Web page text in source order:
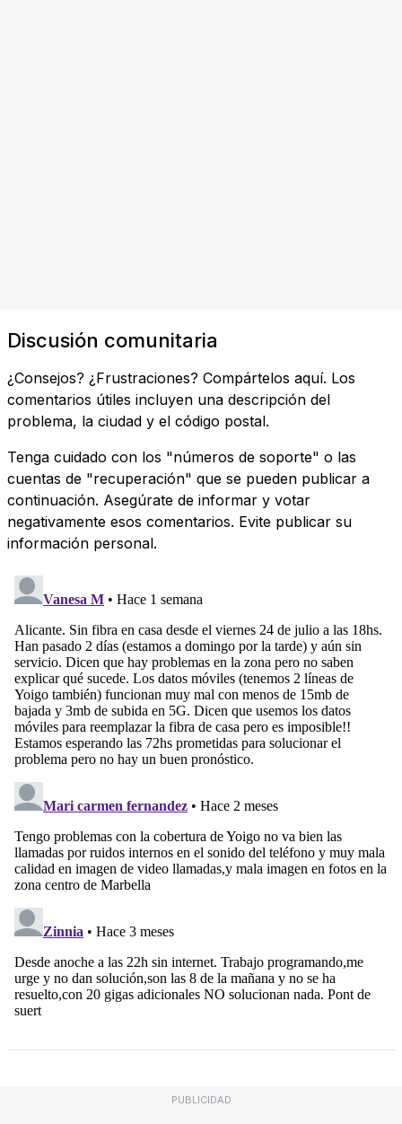
Discusión comunitaria
¿Consejos? ¿Frustraciones? Compártelos aquí. Los
comentarios útiles incluyen una descripción del
problema, la ciudad y el código postal.
Tenga cuidado con los "números de soporte" o las
cuentas de "recuperación" que se pueden publicar a
continuación. Asegúrate de informar y votar
negativamente esos comentarios. Evite publicar su
información personal.
PUBLICIDAD